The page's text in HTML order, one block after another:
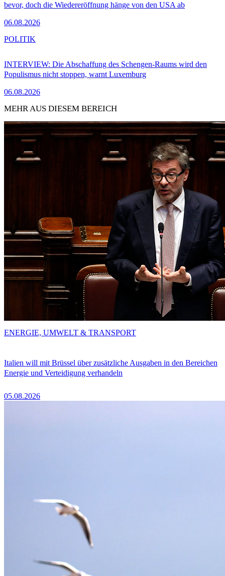
bevor, doch die Wiedereröffnung hänge von den USA ab
06.08.2026
INTERVIEW: Die Abschaffung des Schengen-Raums wird den
Populismus nicht stoppen, warnt Luxemburg
06.08.2026
POLITIK
MEHR AUS DIESEM BEREICH
Italien will mit Brüssel über zusätzliche Ausgaben in den Bereichen
Energie und Verteidigung verhandeln
05.08.2026
ENERGIE, UMWELT & TRANSPORT